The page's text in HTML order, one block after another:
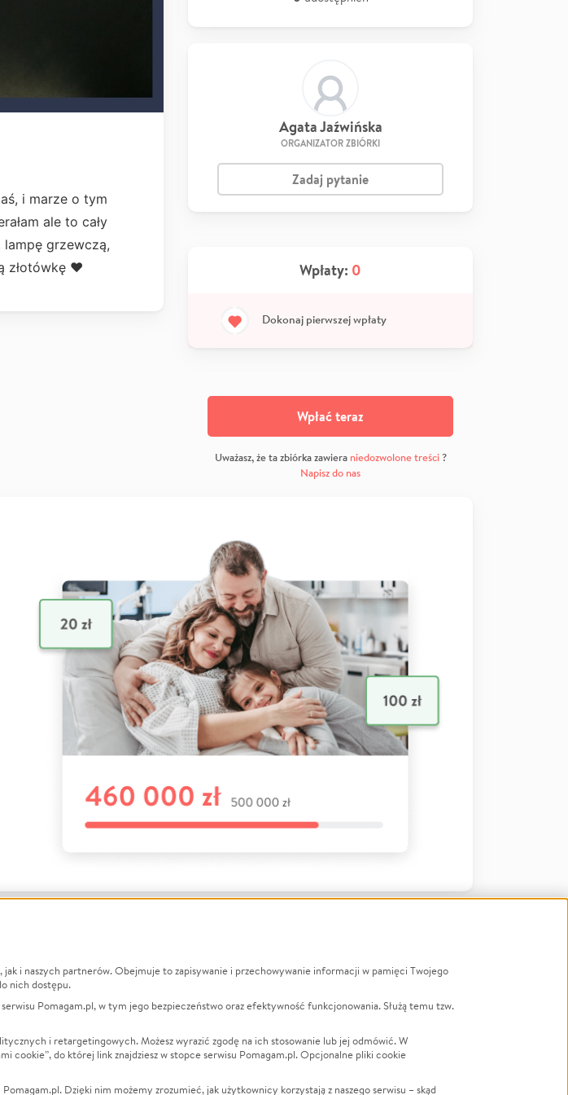
i marze o tym
ale to cały
lampę grzewczą,
złotówkę ❤️
Agata Jaźwińska
ORGANIZATOR ZBIÓRKI
Zadaj pytanie
Wpłaty: 0
Dokonaj pierwszej wpłaty
Wpłać teraz
Uważasz, że ta zbiórka zawiera niedozwolone treści?
Napisz do nas
Zbieraj na
Leczenie
Zwierzęta
Pożar
LGBTQ+
Powódź
Wichura
i naszych partnerów. Obejmuje to zapisywanie i przechowywanie informacji w pamięci Twojego
nich dostępu.
Pomagam.pl, w tym jego bezpieczeństwo oraz efektywność funkcjonowania. Służą temu tzw.
i retargetingowych. Możesz wyrazić zgodę na ich stosowanie lub jej odmówić. W
cookie”, do której link znajdziesz w stopce serwisu Pomagam.pl. Opcjonalne pliki cookie
Dzięki nim możemy zrozumieć, jak użytkownicy korzystają z naszego serwisu – skąd